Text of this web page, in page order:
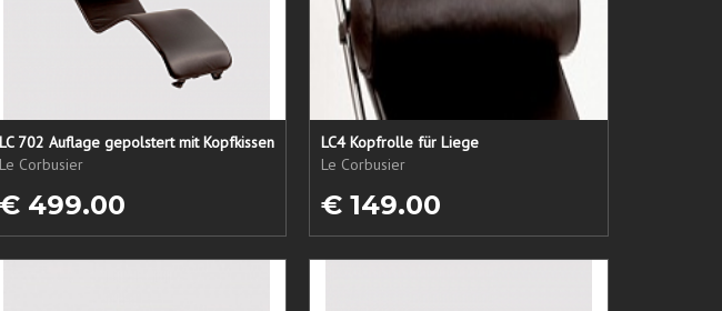
LC 702 Auflage gepolstert mit Kopfkissen
Le Corbusier
€ 499.00
LC4 Kopfrolle für Liege
Le Corbusier
€ 149.00